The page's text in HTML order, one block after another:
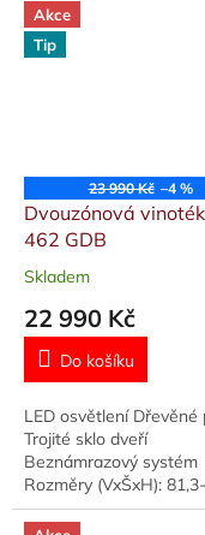
Akce
Tip
23 990 Kč –4 %
Dvouzónová
462 GDB
Průměrné
produktu
5,0
5
hvězdiček.
Skladem
22 990 Kč
Do košíku
LED osvětlení Dřevěné
Trojité sklo dveří
Beznámrazový systém
Rozměry (VxŠxH): 81,3-
84,5x59,5x57 cm